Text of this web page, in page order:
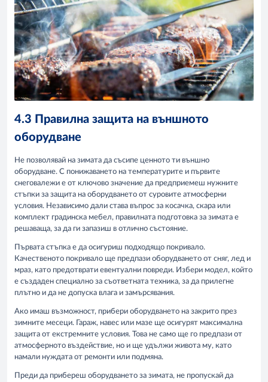
4.3 Правилна защита на външното
оборудване
Не позволявай на зимата да съсипе ценното ти външно
оборудване. С понижаването на температурите и първите
снеговалежи е от ключово значение да предприемеш нужните
стъпки за защита на оборудването от суровите атмосферни
условия. Независимо дали става въпрос за косачка, скара или
комплект градинска мебел, правилната подготовка за зимата е
решаваща, за да ги запазиш в отлично състояние.
Първата стъпка е да осигуриш подходящо покривало.
Качественото покривало ще предпази оборудването от сняг, лед и
мраз, като предотврати евентуални повреди. Избери модел, който
е създаден специално за съответната техника, за да прилегне
плътно и да не допуска влага и замърсявания.
Ако имаш възможност, прибери оборудването на закрито през
зимните месеци. Гараж, навес или мазе ще осигурят максимална
защита от екстремните условия. Това не само ще го предпази от
атмосферното въздействие, но и ще удължи живота му, като
намали нуждата от ремонти или подмяна.
Преди да прибереш оборудването за зимата, не пропускай да